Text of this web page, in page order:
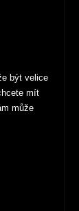
být velice
mít
může